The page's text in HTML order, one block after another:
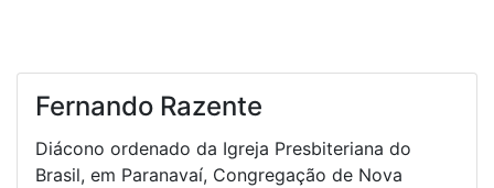
Fernando Razente
Diácono ordenado da Igreja Presbiteriana do
Brasil, em Paranavaí, Congregação de Nova